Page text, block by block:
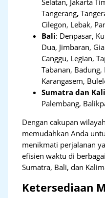
Selatan, Jakarta
Tangerang,
Cilegon, Lebak,
Bali: Denpasar,
Dua, Jimbaran,
Canggu, Legian,
Tabanan,
Karangasem,
Sumatra dan
Palembang,
Dengan cakupan
memudahkan Anda
menikmati perjalanan
efisien waktu di
Sumatra, Bali, dan
Ketersediaan